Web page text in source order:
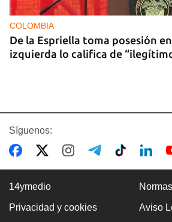
COLOMBIA
De la Espriella toma posesión
izquierda lo califica de
Síguenos:
14ymedio
Privacidad y cookies Aviso